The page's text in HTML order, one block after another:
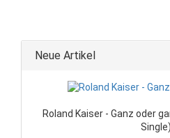
Neue Artikel
Roland Kaiser - Ganz oder
Single)